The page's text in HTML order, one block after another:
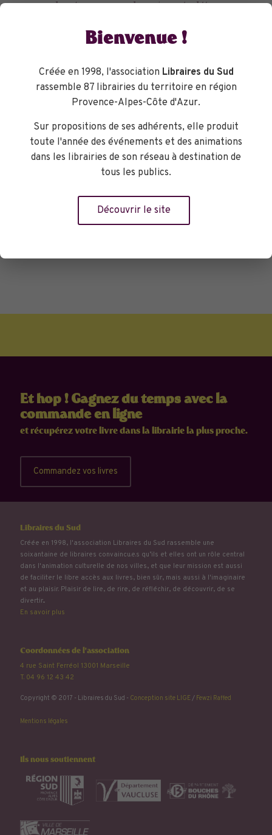
les travers par le prisme de l'horreur
Kazuao Ishiguro pour dire que “Le monde
Enriquez, tel qu’on l’entrevoit dans
"Les Dangers de fumer au lit", avec ses
adolescents détraqués, ses fantômes, les
l’Argentine moderne, est la découverte
la plus excitante [que j'ai] faite en
littérature depuis longtemps."
Librairie Histoire de l'oeil
Et hop ! Gagnez du temps avec la
commande en ligne
et récupérez votre livre dans la librairie la plus proche.
Commandez vos livres
Libraires du Sud
Créée en 1998, l'association Libraires du Sud rassemble une
soixantaine de libraires convaincu.e.s qu’ils et elles ont un rôle central
dans l'animation culturelle de nos villes, et que leur mission est aussi
de faciliter le libre accès aux livres, bien sûr, mais aussi à l'imaginaire
et au plaisir. Plaisir de lire, de rire, de réfléchir, de découvrir, de se
divertir...
En savoir plus
Coordonnées de l'association
4 rue Saint Ferréol 13001 Marseille
T. 04 96 12 43 42
Copyright © 2017 - Libraires du Sud - Conception site LIGE/ Fewzi Raffed
Mentions légales
Ils nous soutiennent
Bienvenue !
Créée en 1998, l'association Libraires du Sud
rassemble 87 librairies du territoire en région
Provence-Alpes-Côte d'Azur.
Sur propositions de ses adhérents, elle produit
toute l'année des événements et des animations
dans les librairies de son réseau à destination de
tous les publics.
Découvrir le site